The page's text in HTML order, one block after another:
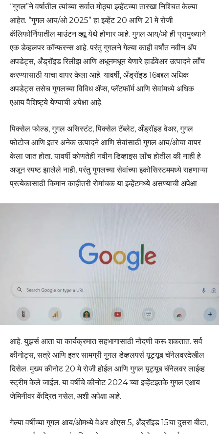
“गुगल”ने वर्षातील त्यांच्या सर्वात मोठ्या इव्हेंटच्या तारखा निश्चित केल्या
आहेत. “गुगल आय/ओ 2025” हा इव्हेंट 20 आणि 21 मे रोजी
कॅलिफोर्नियातील माउंटन व्ह्यू येथे होणार आहे. गुगल आय/ओ ही प्रामुख्याने
एक डेव्हलपर कॉन्फरन्स आहे. परंतु गुगलने गेल्या काही वर्षांत नवीन ॲप
अपडेट्स, अँड्रॉइड रिलीझ आणि अधूनमधून येणारे हार्डवेअर उत्पादने लाँच
करण्यासाठी याचा वापर केला आहे. यावर्षी, अँड्रॉइड 16बद्दल अधिक
अपडेट्स तसेच गुगलच्या विविध ॲप्स, प्लॅटफॉर्म आणि सेवांमध्ये अधिक
एआय वैशिष्ट्ये येण्याची अपेक्षा आहे.
पिक्सेल फोल्ड, गुगल असिस्टंट, पिक्सेल टॅब्लेट, अँड्रॉइड वेअर, गुगल
फोटोज आणि इतर अनेक उत्पादने आणि सेवांसाठी गुगल आय/ओचा वापर
केला जात होता. यावर्षी कोणतेही नवीन डिव्हाइस लाँच होतील की नाही हे
अजून स्पष्ट झालेले नाही, परंतु गुगलच्या सेवांच्या इकोसिस्टममध्ये राहणाऱ्या
प्रत्येकासाठी किमान काहीतरी रोमांचक या इव्हेंटमध्ये असण्याची अपेक्षा
आहे. युझर्स आता या कार्यक्रमात सहभागासाठी नोंदणी करू शकतात. सर्व
कीनोट्स, सत्रे आणि इतर सामग्री गुगल डेव्हलपर्स यूट्यूब चॅनेलवरदेखील
दिसेल. मुख्य कीनोट 20 मे रोजी होईल आणि गुगल यूट्यूब चॅनेलवर लाईव्ह
स्ट्रीम केले जाईल. या वर्षीचे कीनोट 2024 च्या इव्हेंटइतके गुगल एआय
जेमिनीवर केंद्रित नसेल, अशी अपेक्षा आहे.
गेल्या वर्षीच्या गुगल आय/ओमध्ये वेअर ओएस 5, अँड्रॉइड 15चा दुसरा बीटा,